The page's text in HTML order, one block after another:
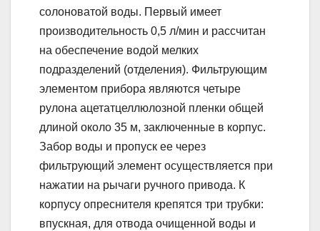
солоноватой воды. Первый имеет
производительность 0,5 л/мин и рассчитан
на обеспечение водой мелких
подразделений (отделения). Фильтрующим
элементом прибора являются четыре
рулона ацетатцеллюлозной пленки общей
длиной около 35 м, заключенные в корпус.
Забор воды и пропуск ее через
фильтрующий элемент осуществляется при
нажатии на рычаги ручного привода. К
корпусу опреснителя крепятся три трубки:
впускная, для отвода очищенной воды и